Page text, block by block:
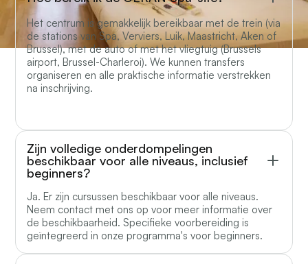
Het centrum is gemakkelijk bereikbaar met de trein (via
de stations van Spa, Verviers, Luik, Maastricht, Aken of
Brussel), met de auto of met het vliegtuig (Brussels
airport, Brussel-Charleroi). We kunnen transfers
organiseren en alle praktische informatie verstrekken
na inschrijving.
Zijn volledige onderdompelingen
beschikbaar voor alle niveaus, inclusief
beginners?
Ja. Er zijn cursussen beschikbaar voor alle niveaus.
Neem contact met ons op voor meer informatie over
de beschikbaarheid. Specifieke voorbereiding is
geïntegreerd in onze programma's voor beginners.